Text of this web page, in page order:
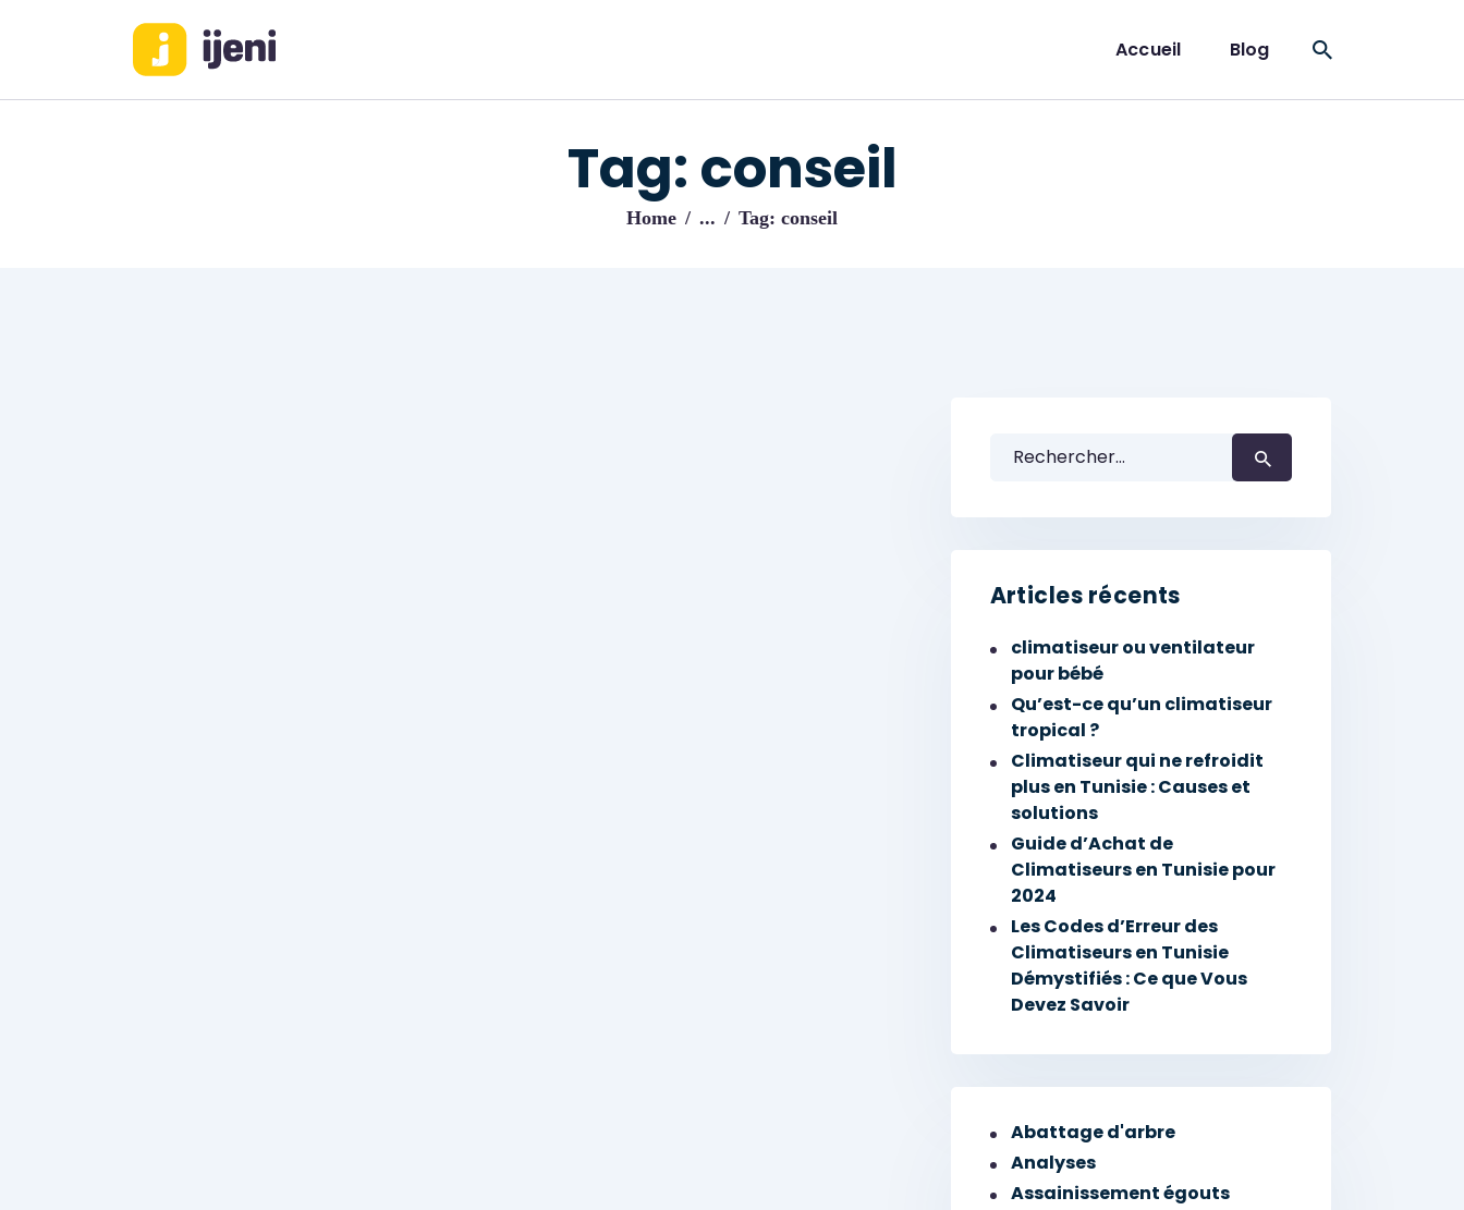
Accueil Blog
Tag: conseil
Home ... Tag: conseil
IJENI
Rechercher :
Articles récents
climatiseur ou ventilateur
pour bébé
Qu’est-ce qu’un climatiseur
tropical ?
Climatiseur qui ne refroidit
plus en Tunisie : Causes et
solutions
Guide d’Achat de
Climatiseurs en Tunisie pour
2024
Les Codes d’Erreur des
Climatiseurs en Tunisie
Démystifiés : Ce que Vous
Devez Savoir
Abattage d'arbre
Analyses
Assainissement égouts